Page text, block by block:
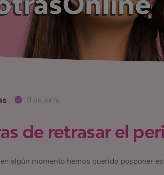
9 de Junio
de retrasar el
algún momento hemos querido posponer